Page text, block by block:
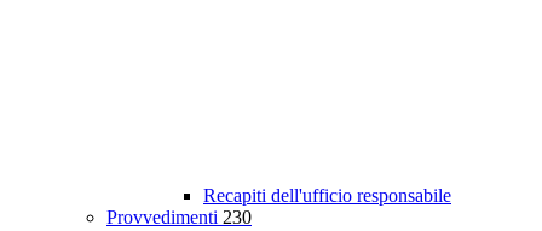
Recapiti dell'ufficio responsabile
Provvedimenti 230